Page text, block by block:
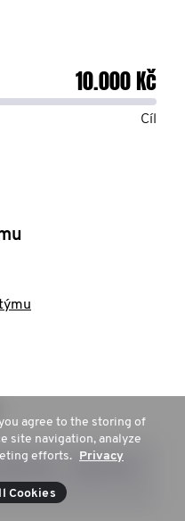
10.000 Kč
Cíl
agree to the storing of
site navigation, analyze
efforts.
Privacy
Cookies